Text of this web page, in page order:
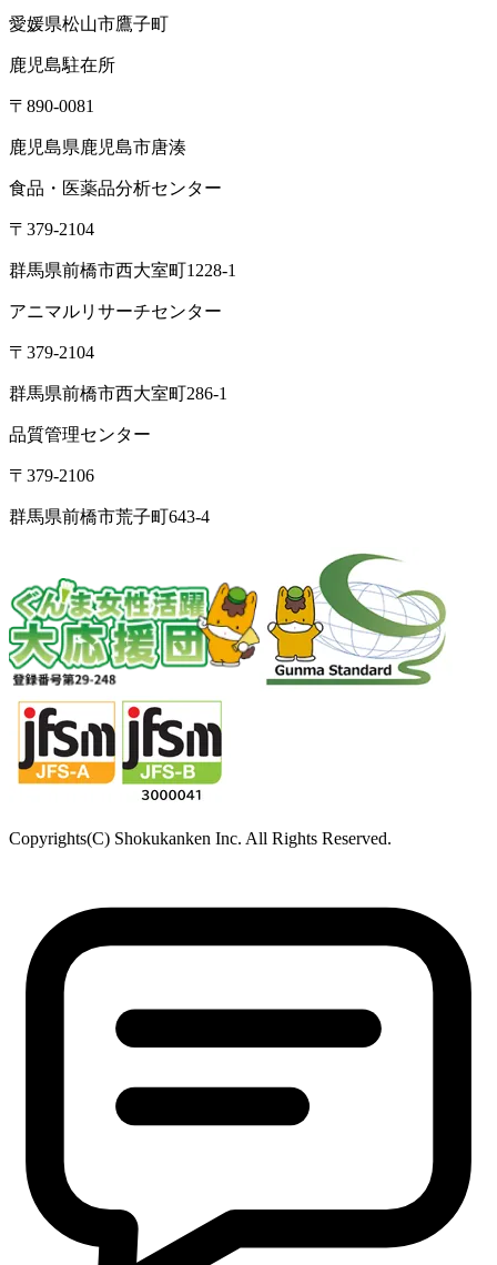
愛媛県松山市鷹子町
鹿児島駐在所
〒890-0081
鹿児島県鹿児島市唐湊
食品・医薬品分析センター
〒379-2104
群馬県前橋市西大室町1228-1
アニマルリサーチセンター
〒379-2104
群馬県前橋市西大室町286-1
品質管理センター
〒379-2106
群馬県前橋市荒子町643-4